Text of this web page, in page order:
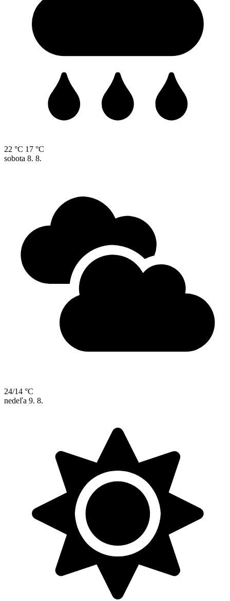
22 °C 17 °C
sobota 8. 8.
24/14 °C
nedeľa 9. 8.